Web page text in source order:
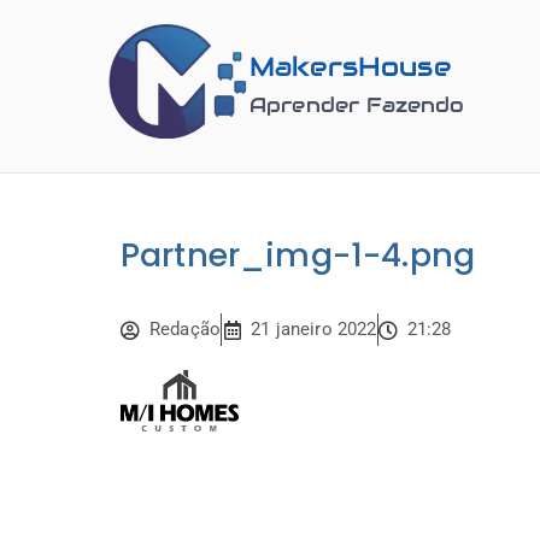
MakersHouse
Aprender Fazendo
Partner_img-1-4.png
Redação 21 janeiro 2022 21:28